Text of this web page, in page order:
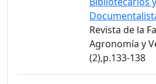
Revista de la
Agronomía y
(2),p.133-138